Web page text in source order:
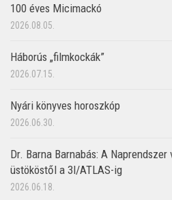
100 éves Micimackó
2026.08.05.
Háborús „filmkockák”
2026.07.15.
Nyári könyves horoszkóp
2026.06.30.
Dr. Barna Barnabás: A Naprendszer
üstököstől a 3I/ATLAS-ig
2026.06.18.